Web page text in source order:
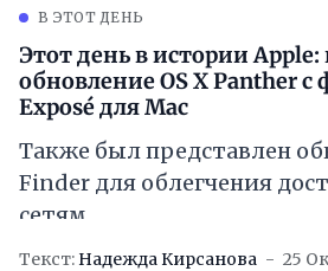
В ЭТОТ ДЕНЬ
Этот день в истории
обновление OS X Panther
Exposé для Mac
Также был представлен
Finder для облегчения
сетям
Текст: Надежда Кирсанова 25